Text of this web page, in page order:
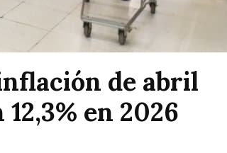
de abril
en 2026